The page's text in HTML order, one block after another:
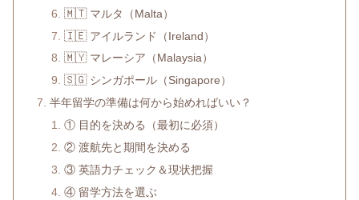
🇲🇹 マルタ（Malta）
🇮🇪 アイルランド（Ireland）
🇲🇾 マレーシア（Malaysia）
🇸🇬 シンガポール（Singapore）
半年留学の準備は何から始めればいい？
① 目的を決める（最初に必須）
② 渡航先と期間を決める
③ 英語力チェック＆現状把握
④ 留学方法を選ぶ